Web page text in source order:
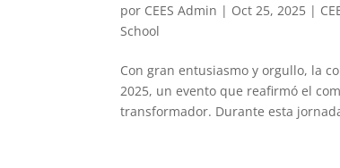
por CEES Admin | Oct 25, 2025 |
School
Con gran entusiasmo y orgullo, la
2025, un evento que reafirmó el
transformador. Durante esta